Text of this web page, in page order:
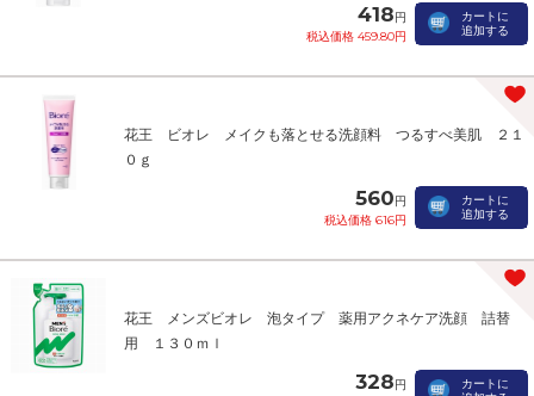
418円
税込価格 459.80円
カートに
追加する
花王 ビオレ メイクも落とせる洗顔料 つるすべ美肌 ２１
０ｇ
560円
税込価格 616円
カートに
追加する
花王 メンズビオレ 泡タイプ 薬用アクネケア洗顔 詰替
用 １３０ｍｌ
328円
カートに